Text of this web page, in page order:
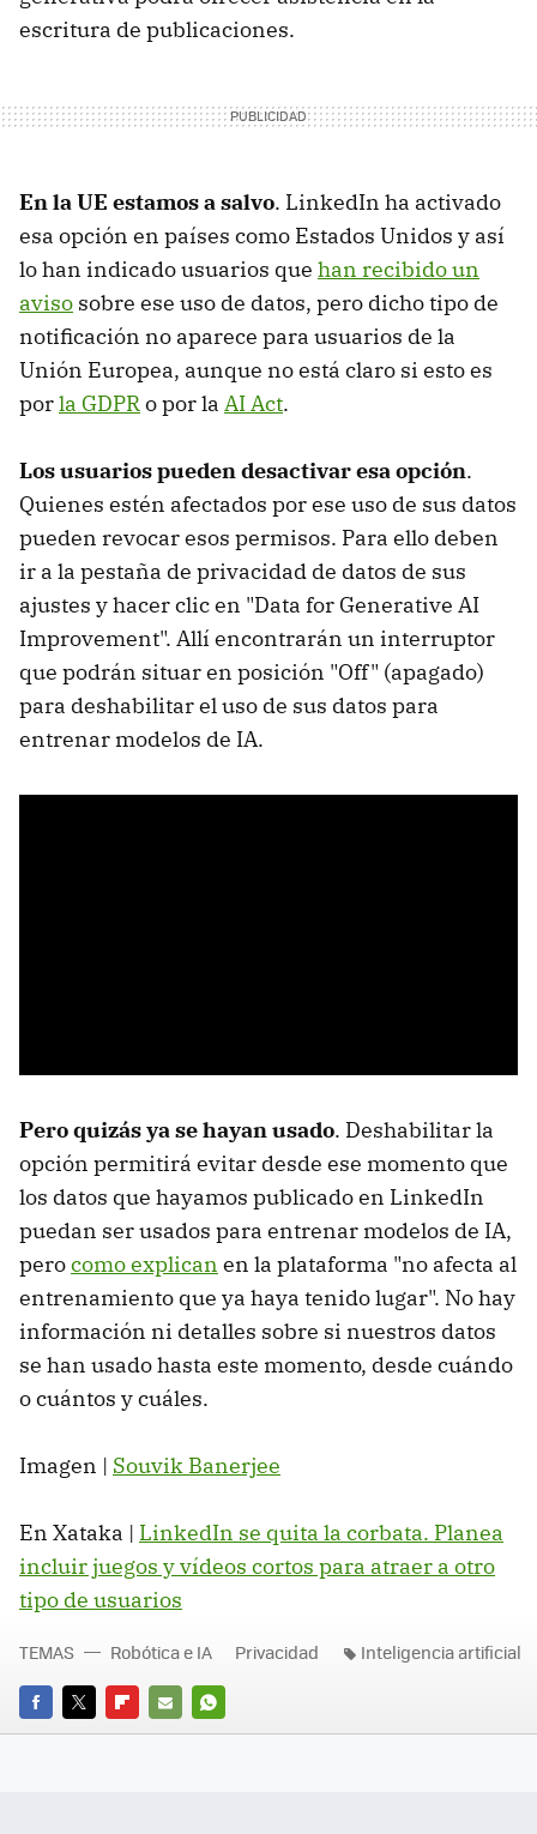
escritura de publicaciones.
En la UE estamos a salvo. LinkedIn ha activado
esa opción en países como Estados Unidos y así
lo han indicado usuarios que han recibido un
aviso sobre ese uso de datos, pero dicho tipo de
notificación no aparece para usuarios de la
Unión Europea, aunque no está claro si esto es
porla GDPRo por la AI Act.
Los usuarios pueden desactivar esa opción.
Quienes estén afectados por ese uso de sus datos
pueden revocar esos permisos. Para ello deben
ir a la pestaña de privacidad de datos de sus
ajustes y hacer clic en "Data for Generative AI
Improvement". Allí encontrarán un interruptor
que podrán situar en posición "Off" (apagado)
para deshabilitar el uso de sus datos para
entrenar modelos de IA.
Pero quizás ya se hayan usado. Deshabilitar la
opción permitirá evitar desde ese momento que
los datos que hayamos publicado en LinkedIn
puedan ser usados para entrenar modelos de IA,
perocomo explican en la plataforma "no afecta al
entrenamiento que ya haya tenido lugar". No hay
información ni detalles sobre si nuestros datos
se han usado hasta este momento, desde cuándo
o cuántos y cuáles.
Imagen | Souvik Banerjee
En Xataka | LinkedIn se quita la corbata. Planea
incluir juegos y vídeos cortos para atraer a otro
tipo de usuarios
FACEBOOK
TWITTERFLIPBOARD
E-
WHATSAPP
TEMAS Robótica e IA Privacidad Inteligencia artificial